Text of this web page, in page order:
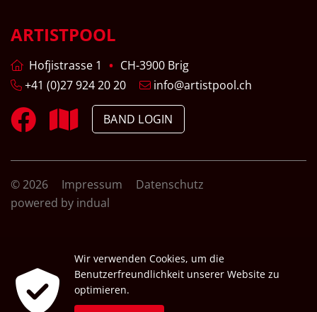
ARTISTPOOL
Hofjistrasse 1
CH-3900 Brig
+41 (0)27 924 20 20
info@artistpool.ch
BAND LOGIN
© 2026 Impressum
Datenschutz
powered by indual
Wir verwenden Cookies, um die
Benutzerfreundlichkeit unserer Website zu
optimieren.